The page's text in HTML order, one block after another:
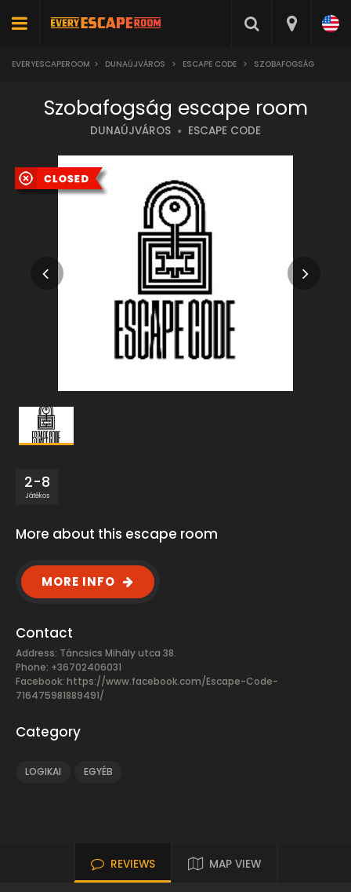
EVERYESCAPEROOM > DUNAÚJVÁROS > ESCAPE CODE > SZOBAFOGSÁG
Szobafogság escape room
DUNAÚJVÁROS ESCAPE CODE
2-8
Játékos
More about this escape room
MORE INFO
Contact
Address: Táncsics Mihály utca 38.
Phone: +36702406031
Facebook: https://www.facebook.com/Escape-Code-
716475981889491/
Category
LOGIKAI EGYÉB
REVIEWS MAP VIEW